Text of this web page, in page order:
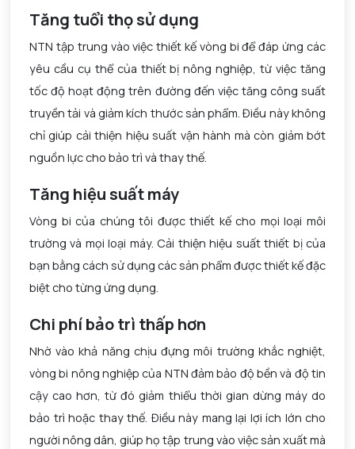
Tăng tuổi thọ sử dụng
NTN tập trung vào việc thiết kế vòng bi để đáp ứng các
yêu cầu cụ thể của thiết bị nông nghiệp, từ việc tăng
tốc độ hoạt động trên đường đến việc tăng công suất
truyền tải và giảm kích thước sản phẩm. Điều này không
chỉ giúp cải thiện hiệu suất vận hành mà còn giảm bớt
nguồn lực cho bảo trì và thay thế.
Tăng hiệu suất máy
Vòng bi của chúng tôi được thiết kế cho mọi loại môi
trường và mọi loại máy. Cải thiện hiệu suất thiết bị của
bạn bằng cách sử dụng các sản phẩm được thiết kế đặc
biệt cho từng ứng dụng.
Chi phí bảo trì thấp hơn
Nhờ vào khả năng chịu đựng môi trường khắc nghiệt,
vòng bi nông nghiệp của NTN đảm bảo độ bền và độ tin
cậy cao hơn, từ đó giảm thiểu thời gian dừng máy do
bảo trì hoặc thay thế. Điều này mang lại lợi ích lớn cho
người nông dân, giúp họ tập trung vào việc sản xuất mà